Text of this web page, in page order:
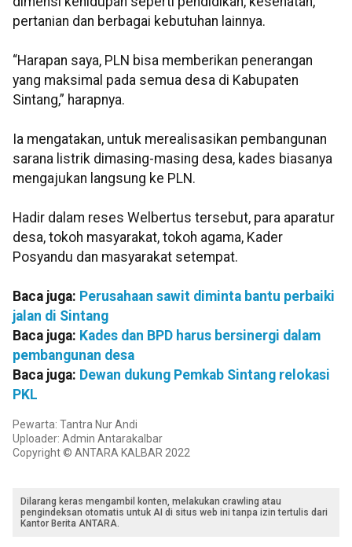
pertanian dan berbagai kebutuhan lainnya.
“Harapan saya, PLN bisa memberikan penerangan
yang maksimal pada semua desa di Kabupaten
Sintang,” harapnya.
Ia mengatakan, untuk merealisasikan pembangunan
sarana listrik dimasing-masing desa, kades biasanya
mengajukan langsung ke PLN.
Hadir dalam reses Welbertus tersebut, para aparatur
desa, tokoh masyarakat, tokoh agama, Kader
Posyandu dan masyarakat setempat.
Baca juga: Perusahaan sawit diminta bantu perbaiki
jalan di Sintang
Baca juga: Kades dan BPD harus bersinergi dalam
pembangunan desa
Baca juga: Dewan dukung Pemkab Sintang relokasi
PKL
Pewarta: Tantra Nur Andi
Uploader: Admin Antarakalbar
Copyright © ANTARA KALBAR 2022
Dilarang keras mengambil konten, melakukan crawling atau
pengindeksan otomatis untuk AI di situs web ini tanpa izin tertulis dari
Kantor Berita ANTARA.